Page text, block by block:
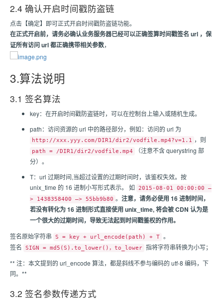
2.4 确认开启时间戳防盗链
点击【确定】即可正式开启时间戳防盗链功能。
在正式开启前，请务必确认业务服务器已经可以正确签算时间戳签名 url ，保
证所有访问 url 都正确携带相关参数，
3.算法说明
3.1 签名算法
key：在开启时间戳防盗链时，可以在控制台上输入或随机生成。
path：访问资源的 url 中的路径部分，例如：访问的 url 为
http://xxx.yyy.com/DIR1/dir2/vodfile.mp4?v=1.1 ，则
path = /DIR1/dir2/vodfile.mp4
（注意不含 querystring 部
分）。
T：url 过期时间,当超过设置的过期时间时，该鉴权失效。按
unix_time 的 16 进制小写形式表示。 如
2015-08-01 00:00:00 –
> 1438358400 –> 55bb9b80 。 注意，请务必使用 16 进制时间，
若没有转化为 16 进制形式直接使用 unix_time, 将会被 CDN 认为是
一个很大的过期时间，导致无法起到时间戳鉴权的作用。
签名原始字符串 S = key + url_encode(path) + T 。
签名
SIGN = md5(S).to_lower()，to_lower 指将字符串转换为小写；
** 注：本文提到的 url_encode 算法，都是斜线不参与编码的 utf-8 编码，下
同。**
3.2 签名参数传递方式